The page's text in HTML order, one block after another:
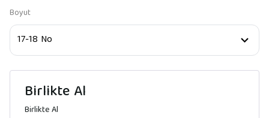
Boyut
Birlikte Al
Birlikte Al